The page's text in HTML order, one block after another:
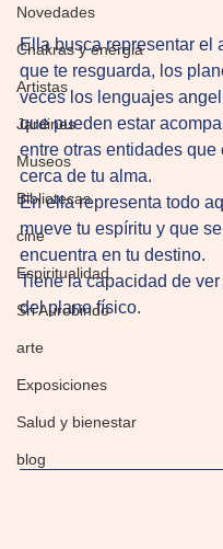
Novedades
Chakras y energia
Artistas
Jardines
Museos
Bibliotecas
cine
Espiritualidad
Sri Aurobindo
arte
Exposiciones
Salud y bienestar
blog
Ella busca representar el
que te resguarda, los
veces los lenguajes
que pueden estar
entre otras entidades que
cerca de tu alma.
En ella representa todo
mueve tu espíritu y que se
encuentra en tu destino.
Tiene la capacidad de
del plano físico.